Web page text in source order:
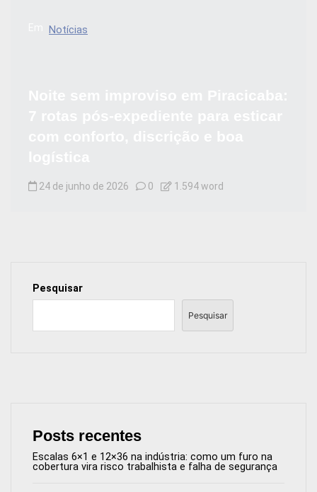
Notícias
24 de junho de 2026 0 1.594 word
Pesquisar
Pesquisar
Posts recentes
Escalas 6×1 e 12×36 na indústria: como um furo na
cobertura vira risco trabalhista e falha de segurança